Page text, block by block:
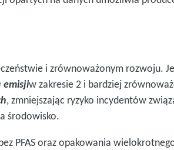
i zrównoważonym rozwoju.
emisjiw zakresie 2 i bardziej
, zmniejszając ryzyko incydentów
środowisko.
PFAS oraz opakowania